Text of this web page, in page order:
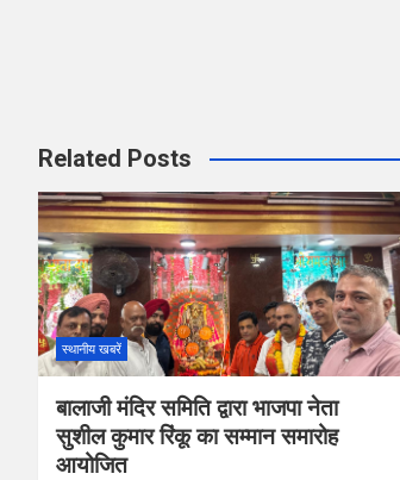
Related Posts
स्थानीय खबरें
बालाजी मंदिर समिति द्वारा भाजपा नेता
सुशील कुमार रिंकू का सम्मान समारोह
आयोजित